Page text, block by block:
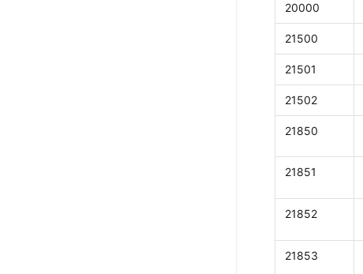
20000
21500
21501
21502
21850
21851
21852
21853